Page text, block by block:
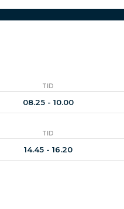
TID
08.25 - 10.00
TID
14.45 - 16.20